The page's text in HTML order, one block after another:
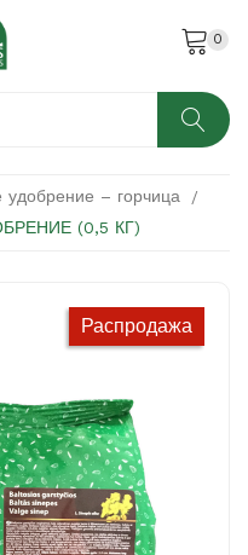
0
удобрение – горчица
(0,5 КГ)
Распродажа